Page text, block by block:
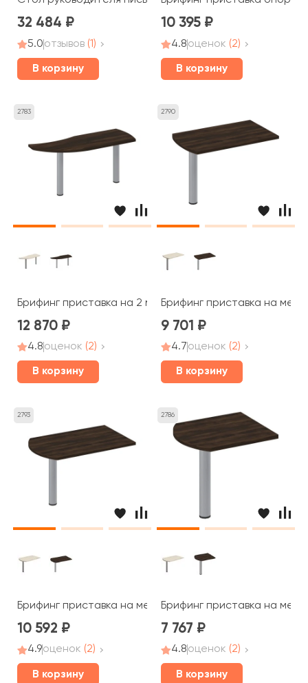
32 484
5.0отзывов (1)
В корзину
10 395
4.8оценок (2)
В корзину
2783
Брифинг приставка на 2 металлических опорах
12 870
4.8оценок (2)
В корзину
2790
Брифинг приставка на
9 701
4.7оценок (2)
В корзину
2793
Брифинг приставка на металлической опоре
10 592
4.9оценок (2)
В корзину
2786
Брифинг приставка на
7 767
4.8оценок (2)
В корзину